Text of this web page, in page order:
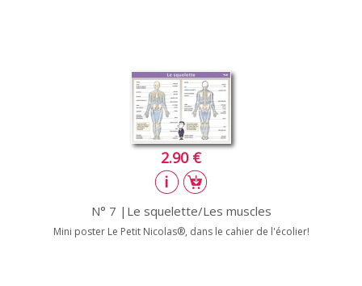
2.90 €
N° 7 |Le squelette/Les muscles
Mini poster Le Petit Nicolas®, dans le cahier de l'écolier!